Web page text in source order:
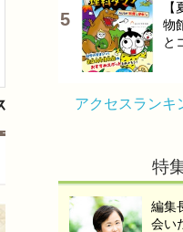
物
と
アクセスランキ
特
編集
会い